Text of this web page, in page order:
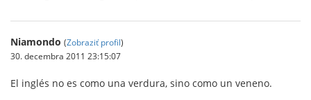
Niamondo (Zobraziť profil)
30. decembra 2011 23:15:07
El inglés no es como una verdura, sino como un veneno.